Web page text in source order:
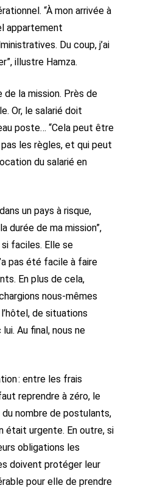
“À mon arrivée à
appartement
Du coup, j’ai
illustre Hamza.
la mission. Près de
Or, le salarié doit
poste… “Cela peut être
les règles, et qui peut
du salarié en
un pays à risque,
durée de ma mission”,
si faciles. Elle se
pas été facile à faire
En plus de cela,
nous-mêmes
de situations
Au final, nous ne
: entre les frais
reprendre à zéro, le
nombre de postulants,
était urgente. En outre, si
obligations les
doivent protéger leur
pour elle de prendre